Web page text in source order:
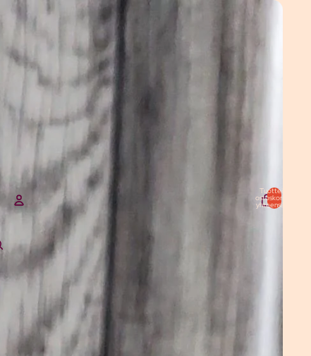
Tilaukset
Tuotteita
ostoskorissa
yhteensä: 0